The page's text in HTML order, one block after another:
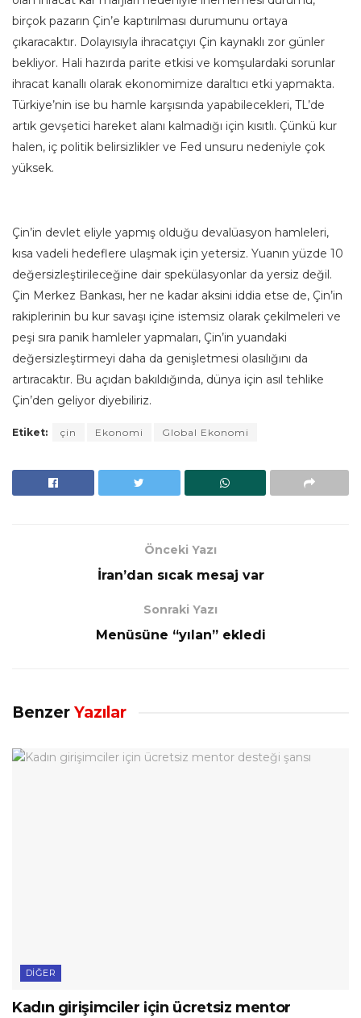
birçok pazarın Çin’e kaptırılması durumunu ortaya
çıkaracaktır. Dolayısıyla ihracatçıyı Çin kaynaklı zor günler
bekliyor. Hali hazırda parite etkisi ve komşulardaki sorunlar
ihracat kanallı olarak ekonomimize daraltıcı etki yapmakta.
Türkiye’nin ise bu hamle karşısında yapabilecekleri, TL’de
artık gevşetici hareket alanı kalmadığı için kısıtlı. Çünkü kur
halen, iç politik belirsizlikler ve Fed unsuru nedeniyle çok
yüksek.
Çin’in devlet eliyle yapmış olduğu devalüasyon hamleleri,
kısa vadeli hedeflere ulaşmak için yetersiz. Yuanın yüzde 10
değersizleştirileceğine dair spekülasyonlar da yersiz değil.
Çin Merkez Bankası, her ne kadar aksini iddia etse de, Çin’in
rakiplerinin bu kur savaşı içine istemsiz olarak çekilmeleri ve
peşi sıra panik hamleler yapmaları, Çin’in yuandaki
değersizleştirmeyi daha da genişletmesi olasılığını da
artıracaktır. Bu açıdan bakıldığında, dünya için asıl tehlike
Çin’den geliyor diyebiliriz.
Etiket: çin Ekonomi Global Ekonomi
Önceki Yazı
İran’dan sıcak mesaj var
Sonraki Yazı
Menüsüne “yılan” ekledi
Benzer Yazılar
DIĞER
Kadın girişimciler için ücretsiz mentor